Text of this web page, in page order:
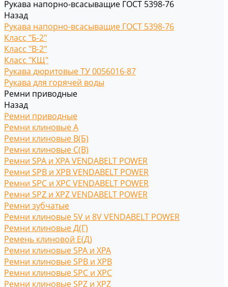
Рукава напорно-всасыващие ГОСТ 5398-76
Назад
Рукава напорно-всасыващие ГОСТ 5398-76
Класс "Б-2"
Класс "В-2"
Класс "КЩ"
Рукава дюритовые ТУ 0056016-87
Рукава для горячей воды
Ремни приводные
Назад
Ремни приводные
Ремни клиновые A
Ремни клиновые В(Б)
Ремни клиновые С(B)
Ремни SPA и XPA VENDABELT POWER
Ремни SPB и XPB VENDABELT POWER
Ремни SPC и XPC VENDABELT POWER
Ремни SPZ и XPZ VENDABELT POWER
Ремни зубчатые
Ремни клиновые 5V и 8V VENDABELT POWER
Ремни клиновые Д(Г)
Ремень клиновой Е(Д)
Ремни клиновые SPA и XPA
Ремни клиновые SPB и XPB
Ремни клиновые SPC и XPC
Ремни клиновые SPZ и XPZ